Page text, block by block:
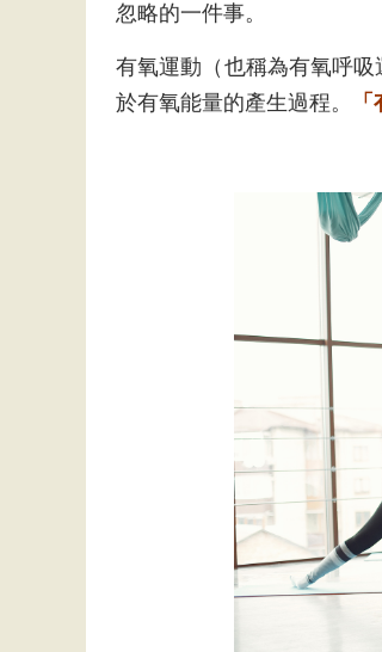
忽略的一件事。
有氧運動（也稱為有氧呼
於有氧能量的產生過程。